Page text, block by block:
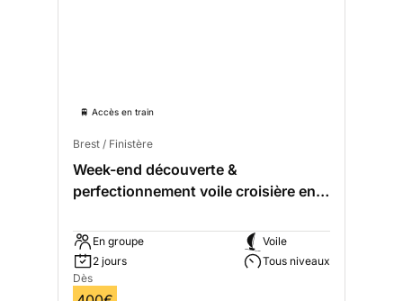
🚆 Accès en train
Brest / Finistère
Week-end découverte &
perfectionnement voile croisière en
En groupe
2 jours
Voile
Tous niveaux
Dès